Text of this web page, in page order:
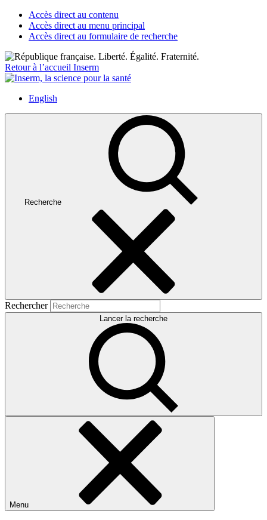
Accès direct au contenu
Accès direct au menu principal
Accès direct au formulaire de recherche
Retour à l’accueil Inserm
English
Recherche
Rechercher
Lancer la recherche
Menu